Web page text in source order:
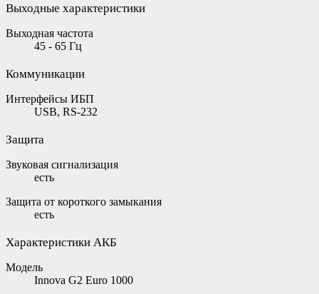
Выходные характеристики
Выходная частота
45 - 65 Гц
Коммуникации
Интерфейсы ИБП
USB, RS-232
Защита
Звуковая сигнализация
есть
Защита от короткого замыкания
есть
Характеристики АКБ
Модель
Innova G2 Euro 1000